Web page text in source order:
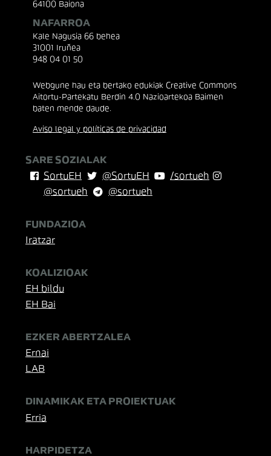
64100 Baiona
NAFARROA
Kale Nagusia 66 behea
31001 Iruñea
948 04 01 50
Webgune hau eta bertako edukiak Creative Commons
Aitortu-Partekatu Berdin 4.0 Nazioartekoa Baimen
baten mende daude.
Aviso legal y políticas de privacidad
SARE SOZIALAK
SortuEH
@SortuEH
/sortueh
@sortueh
@sortueh
FUNDAZIOA
Iratzar
KOALIZIOAK
EH bildu
EH Bai
EZKER ABERTZALEA
Ernai
LAB
DINAMIKAK ETA PROIEKTUAK
Erria
HARPIDETZA